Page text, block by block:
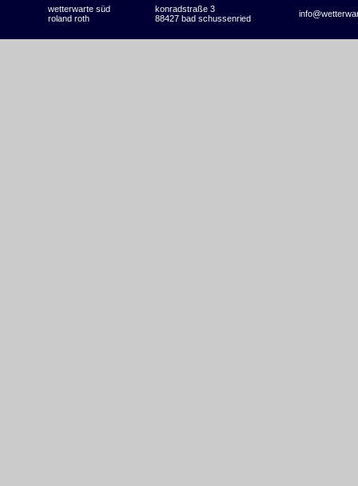
wetterwarte süd konradstraße 3
roland roth 88427 bad schussenried